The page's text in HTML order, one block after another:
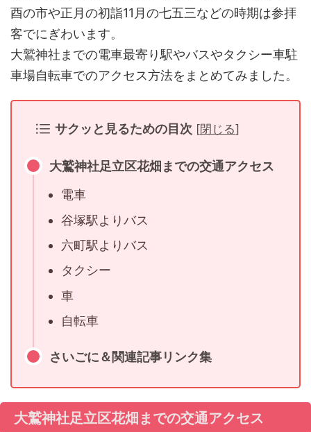
酉の市や正月の初詣11月の七五三などの時期は参拝
客でにぎわいます。
大鷲神社までの電車最寄り駅やバスやタクシー車駐
車場自転車でのアクセス方法をまとめてみました。
サクッと見るための目次 [閉じる]
大鷲神社足立区花畑までの交通アクセス
電車
谷塚駅よりバス
六町駅よりバス
タクシー
車
自転車
さいごに＆関連記事リンク集
大鷲神社足立区花畑までの交通アクセス